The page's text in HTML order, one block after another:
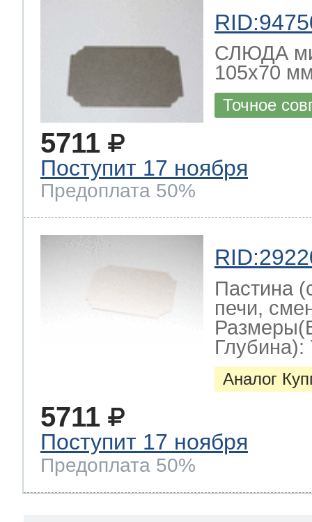
СЛЮДА
105x70
Точное
5711
Поступит 17 ноября
Предоплата 50%
Пастина
печи,
Глубина):
Аналог
5711
Поступит 17 ноября
Предоплата 50%